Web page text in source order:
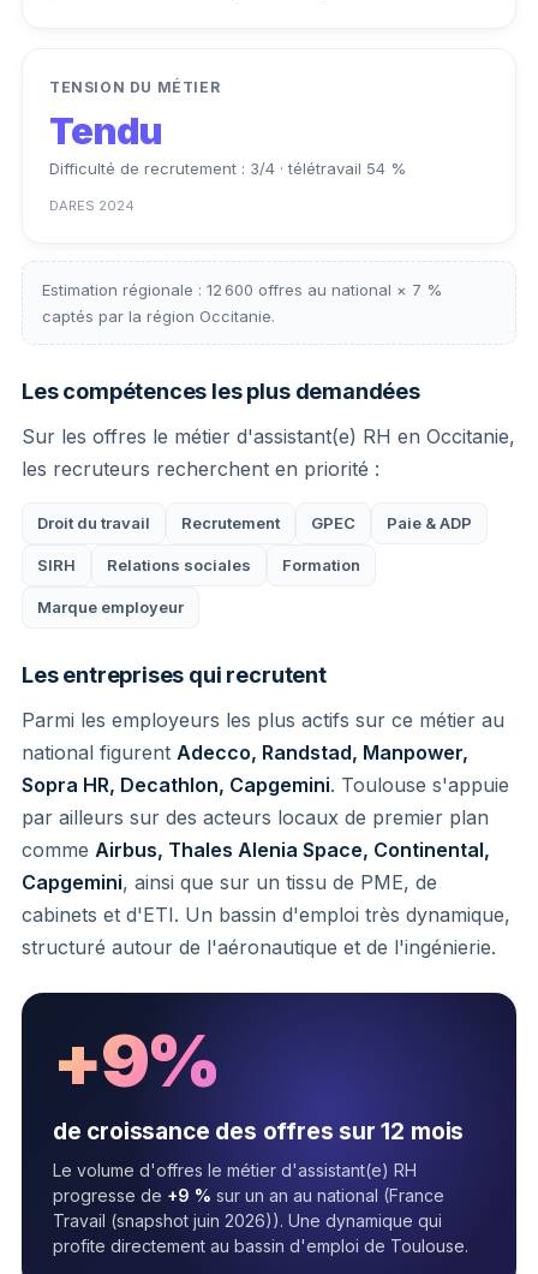
TENSION DU MÉTIER
Tendu
Difficulté de recrutement : 3/4 · télétravail 54 %
DARES 2024
Estimation régionale : 12 600 offres au national × 7 %
captés par la région Occitanie.
Les compétences les plus demandées
Sur les offres le métier d'assistant(e) RH en Occitanie,
les recruteurs recherchent en priorité :
Droit du travail Recrutement GPEC Paie & ADP
SIRH Relations sociales Formation
Marque employeur
Les entreprises qui recrutent
Parmi les employeurs les plus actifs sur ce métier au
national figurent Adecco, Randstad, Manpower,
Sopra HR, Decathlon, Capgemini. Toulouse s'appuie
par ailleurs sur des acteurs locaux de premier plan
comme Airbus, Thales Alenia Space, Continental,
Capgemini, ainsi que sur un tissu de PME, de
cabinets et d'ETI. Un bassin d'emploi très dynamique,
structuré autour de l'aéronautique et de l'ingénierie.
+9%
de croissance des offres sur 12 mois
Le volume d'offres le métier d'assistant(e) RH
progresse de +9 % sur un an au national (France
Travail (snapshot juin 2026)). Une dynamique qui
profite directement au bassin d'emploi de Toulouse.